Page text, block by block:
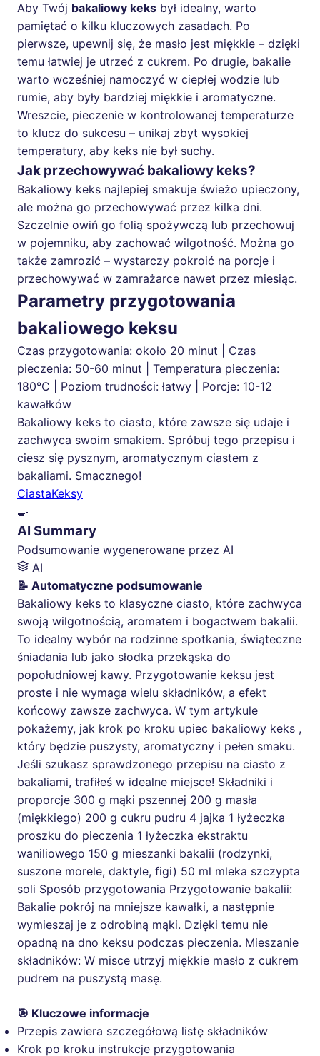
Aby Twój bakaliowy keks był idealny, warto
pamiętać o kilku kluczowych zasadach. Po
pierwsze, upewnij się, że masło jest miękkie – dzięki
temu łatwiej je utrzeć z cukrem. Po drugie, bakalie
warto wcześniej namoczyć w ciepłej wodzie lub
rumie, aby były bardziej miękkie i aromatyczne.
Wreszcie, pieczenie w kontrolowanej temperaturze
to klucz do sukcesu – unikaj zbyt wysokiej
temperatury, aby keks nie był suchy.
Jak przechowywać bakaliowy keks?
Bakaliowy keks najlepiej smakuje świeżo upieczony,
ale można go przechowywać przez kilka dni.
Szczelnie owiń go folią spożywczą lub przechowuj
w pojemniku, aby zachować wilgotność. Można go
także zamrozić – wystarczy pokroić na porcje i
przechowywać w zamrażarce nawet przez miesiąc.
Parametry przygotowania
bakaliowego keksu
Czas przygotowania: około 20 minut | Czas
pieczenia: 50-60 minut | Temperatura pieczenia:
180°C | Poziom trudności: łatwy | Porcje: 10-12
kawałków
Bakaliowy keks to ciasto, które zawsze się udaje i
zachwyca swoim smakiem. Spróbuj tego przepisu i
ciesz się pysznym, aromatycznym ciastem z
bakaliami. Smacznego!
CiastaKeksy
🍳
AI Summary
Podsumowanie wygenerowane przez AI
AI
📝 Automatyczne podsumowanie
Bakaliowy keks to klasyczne ciasto, które zachwyca
swoją wilgotnością, aromatem i bogactwem bakalii.
To idealny wybór na rodzinne spotkania, świąteczne
śniadania lub jako słodka przekąska do
popołudniowej kawy. Przygotowanie keksu jest
proste i nie wymaga wielu składników, a efekt
końcowy zawsze zachwyca. W tym artykule
pokażemy, jak krok po kroku upiec bakaliowy keks ,
który będzie puszysty, aromatyczny i pełen smaku.
Jeśli szukasz sprawdzonego przepisu na ciasto z
bakaliami, trafiłeś w idealne miejsce! Składniki i
proporcje 300 g mąki pszennej 200 g masła
(miękkiego) 200 g cukru pudru 4 jajka 1 łyżeczka
proszku do pieczenia 1 łyżeczka ekstraktu
waniliowego 150 g mieszanki bakalii (rodzynki,
suszone morele, daktyle, figi) 50 ml mleka szczypta
soli Sposób przygotowania Przygotowanie bakalii:
Bakalie pokrój na mniejsze kawałki, a następnie
wymieszaj je z odrobiną mąki. Dzięki temu nie
opadną na dno keksu podczas pieczenia. Mieszanie
składników: W misce utrzyj miękkie masło z cukrem
pudrem na puszystą masę.
🎯 Kluczowe informacje
Przepis zawiera szczegółową listę składników
Krok po kroku instrukcje przygotowania